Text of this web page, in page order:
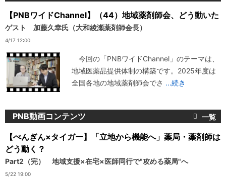
【PNBワイドChannel】（44）地域薬剤師会、どう動いた
ゲスト 加藤久幸氏（大和綾瀬薬剤師会長）
4/17 12:00
今回の「PNBワイドChannel」のテーマは、
地域医薬品提供体制の構築です。2025年度は
全国各地の地域薬剤師会でさ ...続き
PNB動画コンテンツ
【ぺんぎん×タイガー】「立地から機能へ」薬局・薬剤師は
どう動く？
Part2（完） 地域支援×在宅×医師同行で"攻める薬局"へ
5/22 19:00